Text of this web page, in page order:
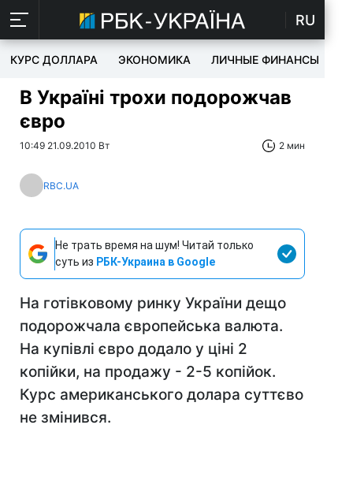
RU
КУРС ДОЛЛАРА ЭКОНОМИКА ЛИЧНЫЕ ФИНАНСЫ
В Україні трохи подорожчав
євро
10:49 21.09.2010 Вт 2 мин
RBC.UA
Не трать время на шум! Читай только
суть из РБК-Украина в Google
На готівковому ринку України дещо
подорожчала європейська валюта.
На купівлі євро додало у ціні 2
копійки, на продажу - 2-5 копійок.
Курс американського долара суттєво
не змінився.